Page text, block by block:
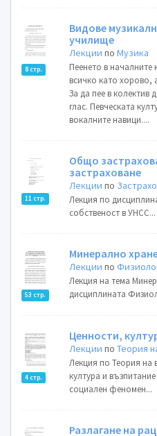
8 стр.
Видове
училище
Лекции поМузика
Пеенето в началните
всичко като хорово,
За да пее в колектив
глас. Певческата
вокалните навици....
11 стр.
Общо
застраховане
Лекции по
Лекция по
собственост в УНСС...
53 стр.
Минерално
Лекции по
Лекция на тема
дисциплината
4 стр.
Ценности,
Лекции поТеория
Лекция по Теория на
култура и
социален феномен...
Разлагане на